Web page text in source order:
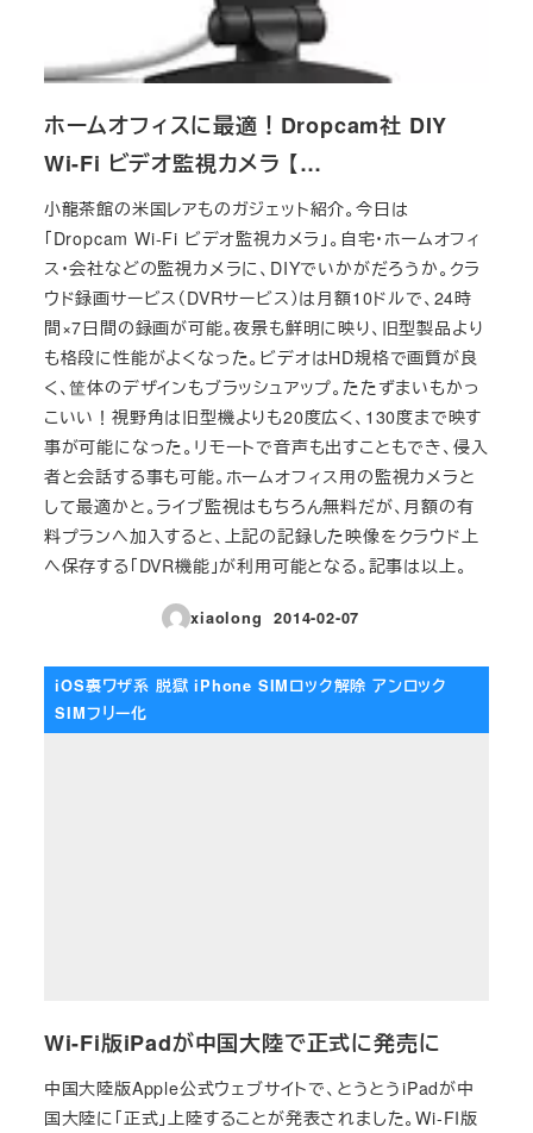
ホームオフィスに最適！Dropcam社 DIY
Wi-Fi ビデオ監視カメラ 【…
小龍茶館の米国レアものガジェット紹介。今日は
「Dropcam Wi-Fi ビデオ監視カメラ」。自宅・ホームオフィ
ス・会社などの監視カメラに、DIYでいかがだろうか。クラ
ウド録画サービス（DVRサービス）は月額10ドルで、24時
間×7日間の録画が可能。夜景も鮮明に映り、旧型製品より
も格段に性能がよくなった。ビデオはHD規格で画質が良
く、筐体のデザインもブラッシュアップ。たたずまいもかっ
こいい！視野角は旧型機よりも20度広く、130度まで映す
事が可能になった。リモートで音声も出すこともでき、侵入
者と会話する事も可能。ホームオフィス用の監視カメラと
して最適かと。ライブ監視はもちろん無料だが、月額の有
料プランへ加入すると、上記の記録した映像をクラウド上
へ保存する「DVR機能」が利用可能となる。記事は以上。
xiaolong
投稿日
2014-02-07
iOS裏ワザ系 脱獄 iPhone SIMロック解除 アンロック
SIMフリー化
Wi-Fi版iPadが中国大陸で正式に発売に
中国大陸版Apple公式ウェブサイトで、とうとうiPadが中
国大陸に「正式」上陸することが発表されました。Wi-FI版